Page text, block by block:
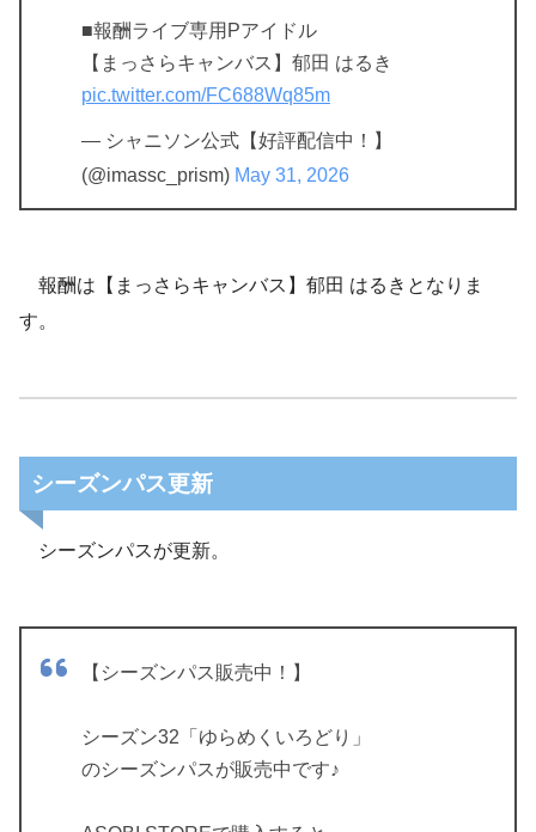
■報酬ライブ専用Pアイドル
【まっさらキャンバス】郁田 はるき
pic.twitter.com/FC688Wq85m
— シャニソン公式【好評配信中！】
(@imassc_prism) May 31, 2026
報酬は【まっさらキャンバス】郁田 はるきとなりま
す。
シーズンパス更新
シーズンパスが更新。
【シーズンパス販売中！】
シーズン32「ゆらめくいろどり」
のシーズンパスが販売中です♪